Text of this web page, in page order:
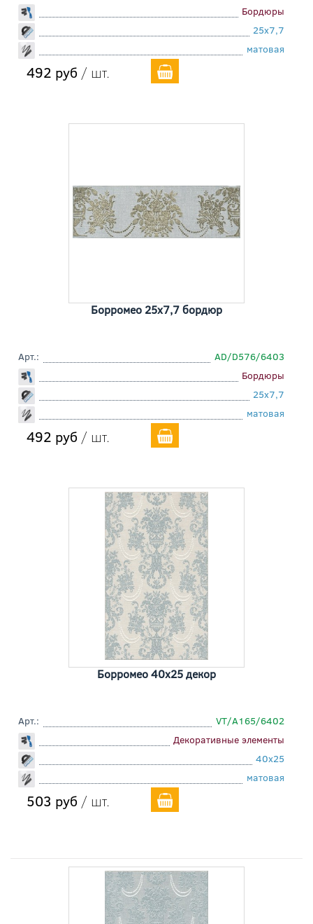
Бордюры
25x7,7
матовая
492 руб / шт.
Борромео 25x7,7 бордюр
Арт.:
AD/D576/6403
Бордюры
25x7,7
матовая
492 руб / шт.
Борромео 40x25 декор
Арт.:
VT/A165/6402
Декоративные элементы
40x25
матовая
503 руб / шт.